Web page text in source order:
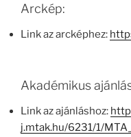
Arckép:
Link az arcképhez:
Akadémikus
Link az ajánláshoz:
j.mtak.hu/6231/1/